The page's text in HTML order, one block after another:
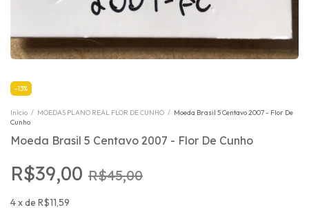
-13%
Início / MOEDAS PLANO REAL FLOR DE CUNHO / Moeda Brasil 5 Centavo 2007 - Flor De
Cunho
Moeda Brasil 5 Centavo 2007 - Flor De Cunho
R$39,00 R$45,00
4xde R$11,59